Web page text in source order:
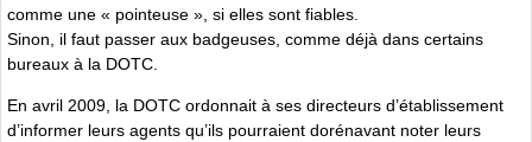
comme une « pointeuse », si elles sont fiables.
Sinon, il faut passer aux badgeuses, comme déjà dans certains
bureaux à la DOTC.
En avril 2009, la DOTC ordonnait à ses directeurs d’établissement
d’informer leurs agents qu’ils pourraient dorénavant noter leurs